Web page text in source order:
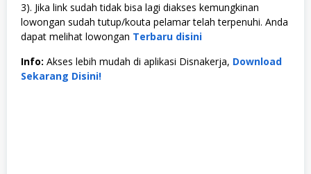
3). Jika link sudah tidak bisa lagi diakses kemungkinan
lowongan sudah tutup/kouta pelamar telah terpenuhi. Anda
dapat melihat lowongan Terbaru disini
Info: Akses lebih mudah di aplikasi Disnakerja, Download
Sekarang Disini!